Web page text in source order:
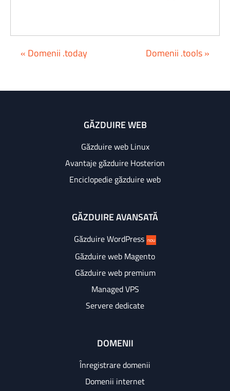
« Domenii .today Domenii .tools »
GĂZDUIRE WEB
Găzduire web Linux
Avantaje găzduire Hosterion
Enciclopedie găzduire web
GĂZDUIRE AVANSATĂ
Găzduire WordPress nou
Găzduire web Magento
Găzduire web premium
Managed VPS
Servere dedicate
DOMENII
Înregistrare domenii
Domenii internet